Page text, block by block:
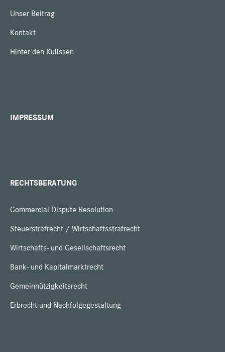
Unser Beitrag
Kontakt
Hinter den Kulissen
IMPRESSUM
RECHTSBERATUNG
Commercial Dispute Resolution
Steuerstrafrecht / Wirtschaftsstrafrecht
Wirtschafts- und Gesellschaftsrecht
Bank- und Kapitalmarktrecht
Gemeinnützigkeitsrecht
Erbrecht und Nachfolgegestaltung